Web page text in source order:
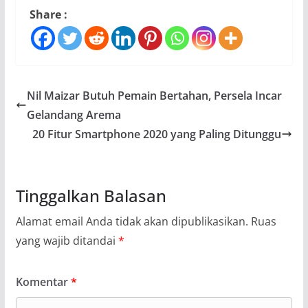
Share :
Nil Maizar Butuh Pemain Bertahan, Persela Incar
Gelandang Arema
20 Fitur Smartphone 2020 yang Paling Ditunggu
Tinggalkan Balasan
Alamat email Anda tidak akan dipublikasikan. Ruas
yang wajib ditandai *
Komentar*